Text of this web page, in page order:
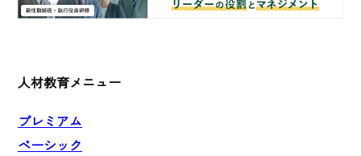
人材教育メニュー
プレミアム
ベーシック